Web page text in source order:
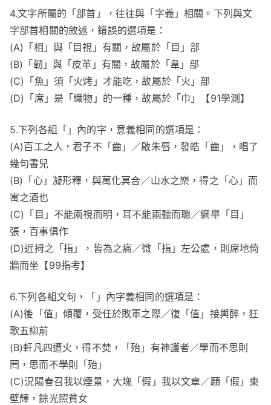
4.文字所屬的「部首」，往往與「字義」相關。下列與文
字部首相關的敘述，錯誤的選項是：
(A)「相」與「目視」有關，故屬於「目」部
(B)「韌」與「皮革」有關，故屬於「韋」部
(C)「魚」須「火烤」才能吃，故屬於「火」部
(D)「席」是「織物」的一種，故屬於「巾」【91學測】
5.下列各組「」內的字，意義相同的選項是：
(A)百工之人，君子不「齒」／啟朱唇，發皓「齒」，唱了
幾句書兒
(B)「心」凝形釋，與萬化冥合／山水之樂，得之「心」而
寓之酒也
(C)「目」不能兩視而明，耳不能兩聽而聰／綱舉「目」
張，百事俱作
(D)近拇之「指」，皆為之痛／微「指」左公處，則席地倚
牆而坐【99指考】
6.下列各組文句，「」內字義相同的選項是：
(A)後「值」傾覆，受任於敗軍之際／復「值」接輿醉，狂
歌五柳前
(B)軒凡四遭火，得不焚，「殆」有神護者／學而不思則
罔，思而不學則「殆」
(C)況陽春召我以煙景，大塊「假」我以文章／願「假」東
壁輝，餘光照貧女